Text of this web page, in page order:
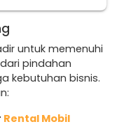
untuk memenuhi
pindahan
kebutuhan bisnis.
Rental Mobil